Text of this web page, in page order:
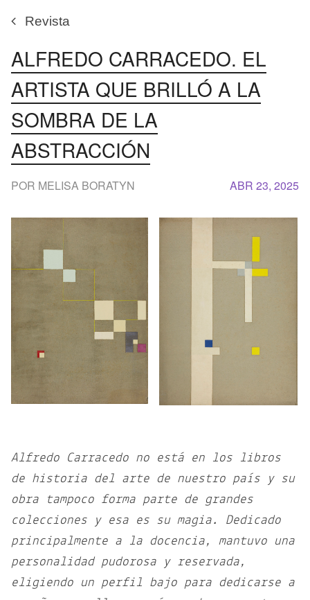
Revista
ALFREDO CARRACEDO. EL
ARTISTA QUE BRILLÓ A LA
SOMBRA DE LA
ABSTRACCIÓN
ABR 23, 2025
POR MELISA BORATYN
Alfredo Carracedo no está en los libros
de historia del arte de nuestro país y su
obra tampoco forma parte de grandes
colecciones y esa es su magia. Dedicado
principalmente a la docencia, mantuvo una
personalidad pudorosa y reservada,
eligiendo un perfil bajo para dedicarse a